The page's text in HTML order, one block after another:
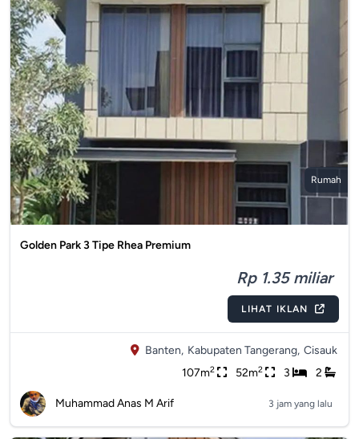
Rumah
Golden Park 3 Tipe Rhea Premium
Rp 1.35 miliar
LIHAT IKLAN
Banten, Kabupaten Tangerang, Cisauk
107m2 52m2 3 2
Muhammad Anas M Arif 3 jam yang lalu